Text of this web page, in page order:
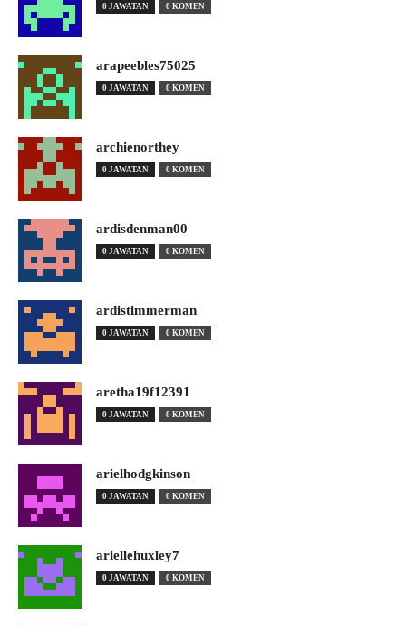
0 JAWATAN 0 KOMEN
arapeebles75025
0 JAWATAN 0 KOMEN
archienorthey
0 JAWATAN 0 KOMEN
ardisdenman00
0 JAWATAN 0 KOMEN
ardistimmerman
0 JAWATAN 0 KOMEN
aretha19f12391
0 JAWATAN 0 KOMEN
arielhodgkinson
0 JAWATAN 0 KOMEN
ariellehuxley7
0 JAWATAN 0 KOMEN